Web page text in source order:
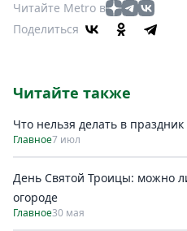
Читайте Metro в
Поделиться
Читайте также
Что нельзя делать в
Главное7 июл
День Святой Троицы: можно
огороде
Главное30 мая